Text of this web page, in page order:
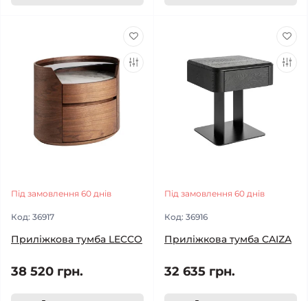
Під замовлення 60 днів
Код: 36917
Приліжкова тумба LECCO
38 520 грн.
Під замовлення 60 днів
Код: 36916
Приліжкова тумба CAIZA
32 635 грн.